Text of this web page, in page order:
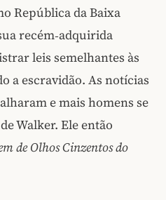
República da Baixa
recém‑adquirida
leis semelhantes às
a escravidão. As notícias
e mais homens se
Walker. Ele então
de Olhos Cinzentos do